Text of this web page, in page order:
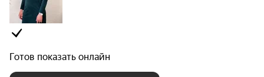
Готов показать онлайн